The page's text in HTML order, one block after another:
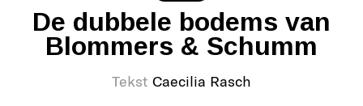
De dubbele bodems van
Blommers & Schumm
Tekst Caecilia Rasch